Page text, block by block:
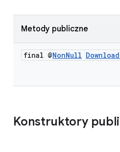
Metody publiczne
final @NonNull Download
Konstruktory